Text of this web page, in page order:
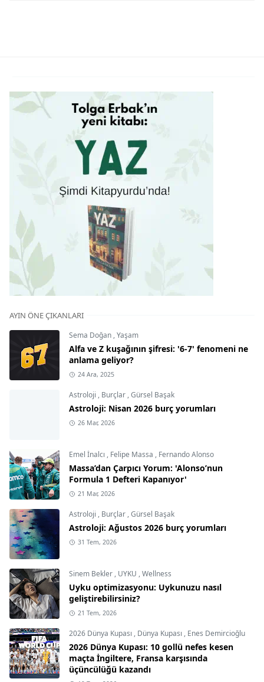
AYIN ÖNE ÇIKANLARI
Sema Doğan ,Yaşam
Alfa ve Z kuşağının şifresi: '6-7' fenomeni ne
anlama geliyor?
24 Ara, 2025
Astroloji , Burçlar ,Gürsel Başak
Astroloji: Nisan 2026 burç yorumları
26 Mar, 2026
Emel İnalcı , Felipe Massa , Fernando Alonso
Massa’dan Çarpıcı Yorum: 'Alonso’nun
Formula 1 Defteri Kapanıyor'
21 Mar, 2026
Astroloji , Burçlar ,Gürsel Başak
Astroloji: Ağustos 2026 burç yorumları
31 Tem, 2026
Sinem Bekler , UYKU ,Wellness
Uyku optimizasyonu: Uykunuzu nasıl
geliştirebilirsiniz?
21 Tem, 2026
2026 Dünya Kupası , Dünya Kupası , Enes Demircioğlu
2026 Dünya Kupası: 10 gollü nefes kesen
maçta İngiltere, Fransa karşısında
üçüncülüğü kazandı